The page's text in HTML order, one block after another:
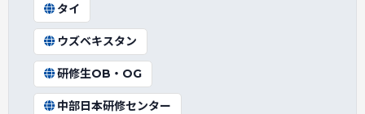
タイ
ウズベキスタン
研修生OB・OG
中部日本研修センター